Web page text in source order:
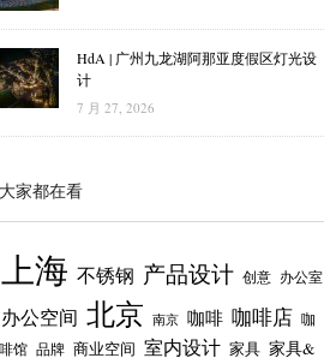
HdA | 广州九龙湖阿那亚度假区灯光设
计
7 月 27, 2026
家都在看
上海 不锈钢 产品设计 创意 办公室
办公空间 北京 南京 咖啡 咖啡店 咖
馆 品牌 商业空间 室内设计 家具 家具&